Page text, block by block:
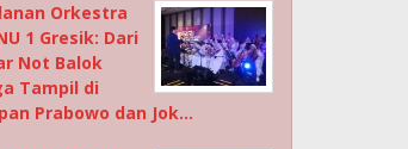
Orkestra
1 Gresik: Dari
Not Balok
Tampil di
Prabowo dan Jok…